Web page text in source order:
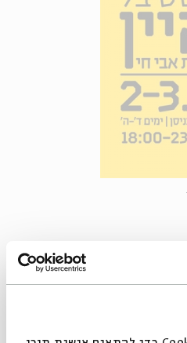
לטעום, ללמוד, לצחוק, לשיר וגם